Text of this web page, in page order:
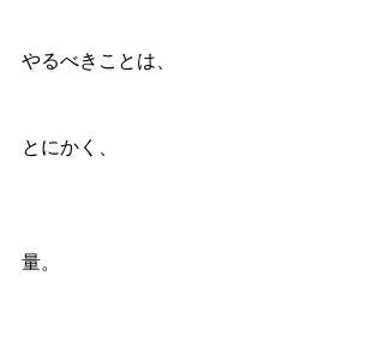
やるべきことは、
とにかく、
量。